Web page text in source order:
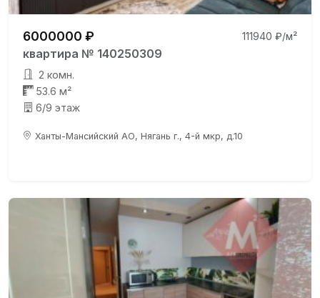
6000000 ₽ 111940 ₽/м²
квартира № 140250309
2 комн.
53.6 м²
6/9 этаж
Ханты-Мансийский АО, Нягань г., 4-й мкр, д.10